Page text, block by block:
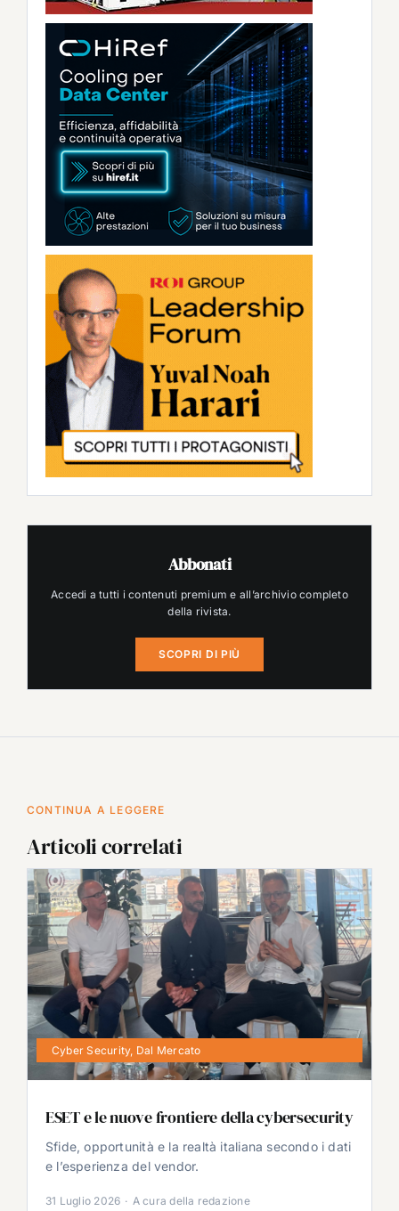
Abbonati
Accedi a tutti i contenuti premium e all’archivio completo
della rivista.
SCOPRI DI PIÙ
CONTINUA A LEGGERE
Articoli correlati
Cyber Security, Dal Mercato
ESET e le nuove frontiere della cybersecurity
Sfide, opportunità e la realtà italiana secondo i dati
e l’esperienza del vendor.
31 Luglio 2026 · A cura della redazione